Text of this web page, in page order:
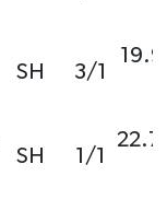
SH 3/1
SH 1/1